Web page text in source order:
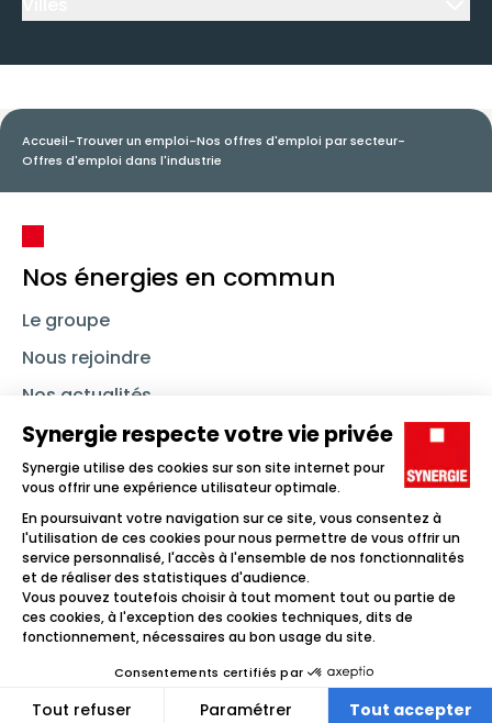
Accueil-Trouver un emploi-Nos offres d'emploi par secteur-
Offres d'emploi dans l'industrie
Nos énergies en commun
Le groupe
Nous rejoindre
Nos actualités
Nous contacter
Linkedin SynergieInstagramTikTok Youtube
Trouver un emploi
Icône d'illustration
Candidats
Icône d'illustration
Icône d'illustration